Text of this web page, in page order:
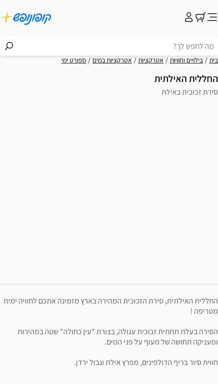
בית בילויים וחוויות אטרקציות אטרקציות במים ספורט ימי
החללית האילתית
סירת זכוכית באילת
החללית האילתית, סירת הזכוכית המהירה בארץ מזמינה אתכם לחוויה ימית
מטריפה !
הסירה בעלת תחתית זכוכית עגולה, בצורת "עין כחולה" שטה במהירות
ומעניקה תחושה של מעוף על פני המים.
חווית סיור בריף הדולפינים, מפרץ אילת וגבול ירדן.